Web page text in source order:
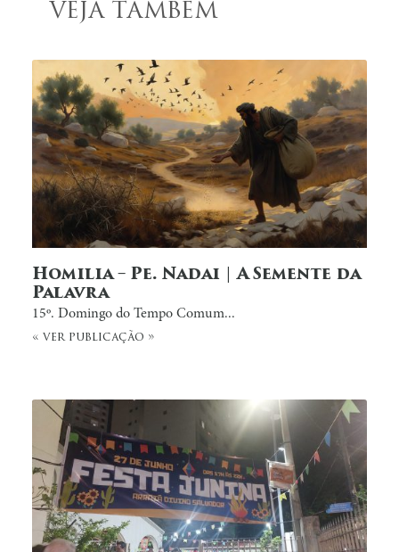
VEJA TAMBÉM
Homilia – Pe. Nadai | A Semente da
Palavra
15º. Domingo do Tempo Comum...
« ver publicação »